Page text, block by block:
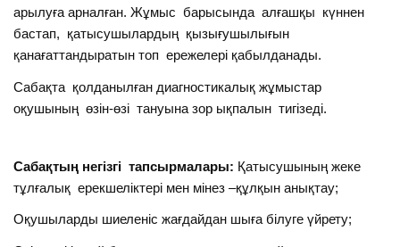
арылуға арналған. Жұмыс барысында алғашқы күннен
бастап, қатысушылардың қызығушылығын
қанағаттандыратын топ ережелері қабылданады.
Сабақта қолданылған диагностикалық жұмыстар
оқушының өзін-өзі тануына зор ықпалын тигізеді.
Сабақтың негізгі тапсырмалары: Қатысушының жеке
тұлғалық ерекшеліктері мен мінез –құлқын анықтау;
Оқушыларды шиеленіс жағдайдан шыға білуге үйрету;